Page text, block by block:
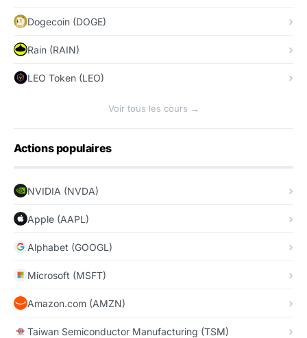
Dogecoin (DOGE)
Rain (RAIN)
LEO Token (LEO)
Voir tous les cours →
Actions populaires
NVIDIA (NVDA)
Apple (AAPL)
Alphabet (GOOGL)
Microsoft (MSFT)
Amazon.com (AMZN)
Taiwan Semiconductor Manufacturing (TSM)